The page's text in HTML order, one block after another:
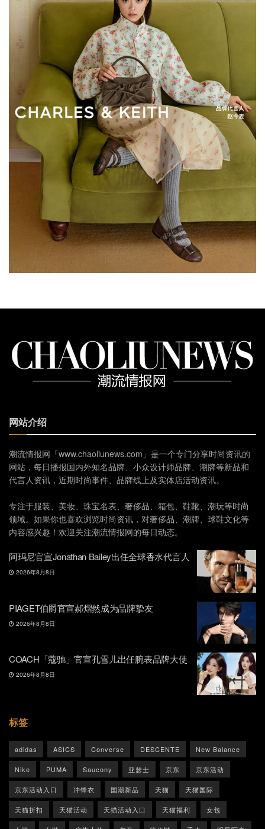
网站介绍
潮流情报网「www.chaoliunews.com」是一个专门分享时尚资讯的
网站，每日播报国内外知名品牌、小众设计师品牌、潮牌等新品和
代言人资讯，近期时尚事件、品牌线上及实体店活动资讯。
专注于服装、美妆、珠宝名表、奢侈品、箱包、鞋靴、潮玩等时尚
领域。如果你也喜欢浏览时尚资讯，对奢侈品、潮牌、球鞋文化等
内容感兴趣！欢迎关注潮流情报网的每日动态。
阿玛尼官宣Jonathan Bailey出任全球香水代言人
2026年8月8日
PIAGET伯爵官宣郝熠然成为品牌挚友
2026年8月8日
COACH「蔻驰」官宣孔雪儿出任腕表品牌大使
2026年8月8日
标签
adidas ASICS Converse DESCENTE New Balance
Nike PUMA Saucony 亚瑟士 京东 京东活动
京东活动入口 冲锋衣 国潮新品 天猫 天猫国际
天猫折扣 天猫活动 天猫活动入口 天猫福利 女包